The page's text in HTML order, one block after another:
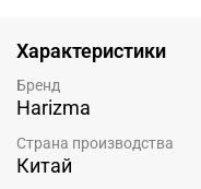
Характеристики
Бренд
Harizma
Страна производства
Китай